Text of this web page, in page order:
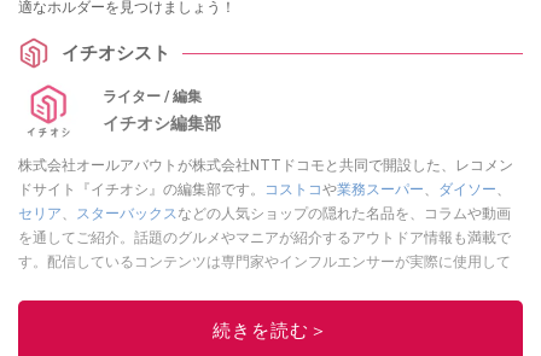
適なホルダーを見つけましょう！
イチオシスト
ライター / 編集
イチオシ編集部
株式会社オールアバウトが株式会社NTTドコモと共同で開設した、レコメン
ドサイト『イチオシ』の編集部です。
コストコや業務スーパー、 ダイソー、
セリア、 スターバックスなどの人気ショップの隠れた名品を、コラムや動画
を通してご紹介。話題のグルメやマニアが紹介するアウトドア情報も満載で
す。配信しているコンテンツは専門家やインフルエンサーが実際に使用して
ニュースでフォロー
続きを読む＞